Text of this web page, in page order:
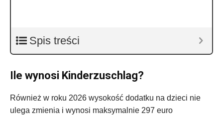
Spis treści
Ile wynosi Kinderzuschlag?
Również w roku 2026 wysokość dodatku na dzieci nie
ulega zmienia i wynosi maksymalnie 297 euro